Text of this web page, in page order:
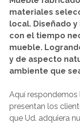
materiales
local. Diseñado
con el tiempo
mueble.
y de aspecto
ambiente que
Aquí
presentan los
que Ud. adquiera